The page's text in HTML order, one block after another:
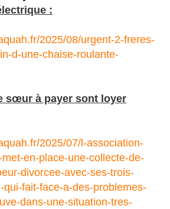
:
2025/08/urgent-2-freres-
d-une-chaise-roulante-
sœur à payer sont loyer
2025/07/l-association-
en-place-une-collecte-de-
divorcee-avec-ses-trois-
qui-fait-face-a-des-problemes-
dans-une-situation-tres-